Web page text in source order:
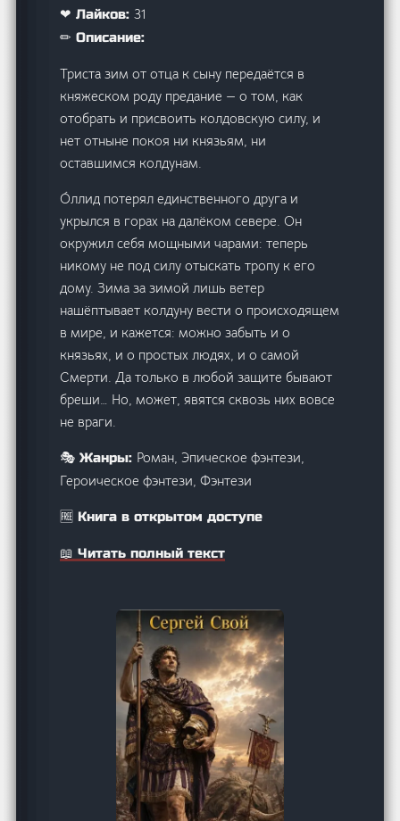
❤ Лайков:31
✏ Описание:
Триста зим от отца к сыну передаётся в
княжеском роду предание — о том, как
отобрать и присвоить колдовскую силу, и
нет отныне покоя ни князьям, ни
оставшимся колдунам.
О́ллид потерял единственного друга и
укрылся в горах на далёком севере. Он
окружил себя мощными чарами: теперь
никому не под силу отыскать тропу к его
дому. Зима за зимой лишь ветер
нашёптывает колдуну вести о происходящем
в мире, и кажется: можно забыть и о
князьях, и о простых людях, и о самой
Смерти. Да только в любой защите бывают
бреши… Но, может, явятся сквозь них вовсе
не враги.
🎭 Жанры: Роман, Эпическое фэнтези,
Героическое фэнтези, Фэнтези
🆓 Книга в открытом доступе
📖 Читать полный текст